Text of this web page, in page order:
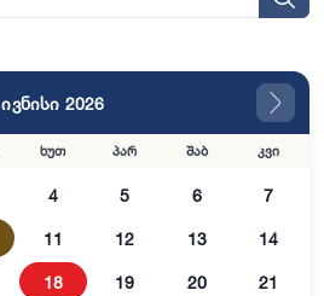
ივნისი 2026
ხუთ პარ შაბ კვი
4 5 6 7
11 12 13 14
18 19 20 21